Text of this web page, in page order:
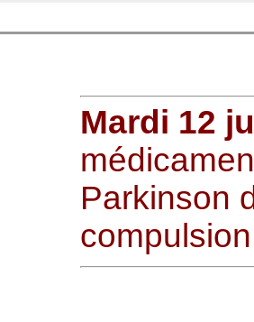
Mardi 12
Parkinson
compulsion